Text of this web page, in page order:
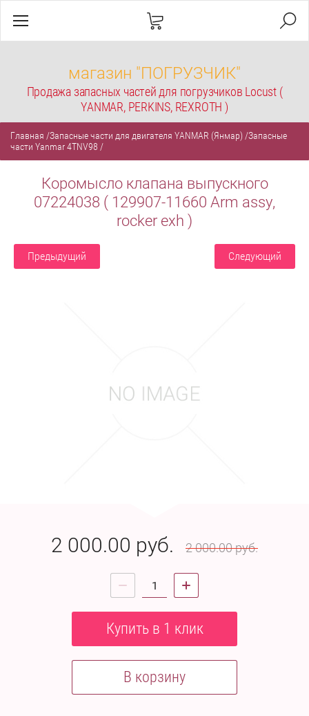
магазин "ПОГРУЗЧИК"
Продажа запасных частей для погрузчиков Locust (
YANMAR, PERKINS, REXROTH )
Главная /Запасные части для двигателя YANMAR (Янмар) /Запасные
части Yanmar 4TNV98 /
Коромысло клапана выпускного
07224038 ( 129907-11660 Arm assy,
rocker exh )
Предыдущий Следующий
2 000.00 руб. 2 000.00руб.
Купить в 1 клик
В корзину